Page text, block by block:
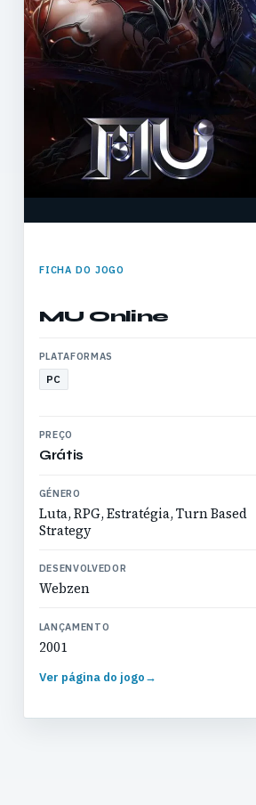
FICHA DO JOGO
MU Online
PLATAFORMAS
PC
PREÇO
Grátis
GÉNERO
Luta, RPG, Estratégia, Turn Based
Strategy
DESENVOLVEDOR
Webzen
LANÇAMENTO
2001
Ver página do jogo→